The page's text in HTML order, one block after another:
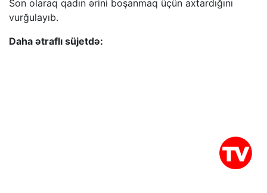
Son olaraq qadın ərini boşanmaq üçün axtardığını
vurğulayıb.
Daha ətraflı süjetdə: